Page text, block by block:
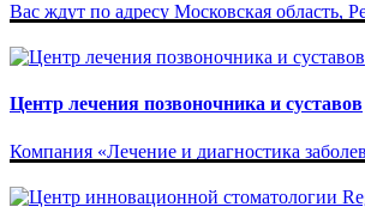
Вас ждут по адресу Московская область,
Центр лечения позвоночника и суставов
Компания «Лечение и диагностика